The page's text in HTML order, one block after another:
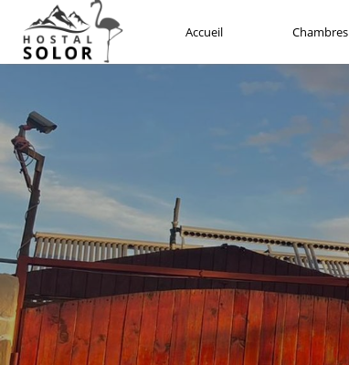
Accueil Chambres
Date d'arrivée Date de sortie